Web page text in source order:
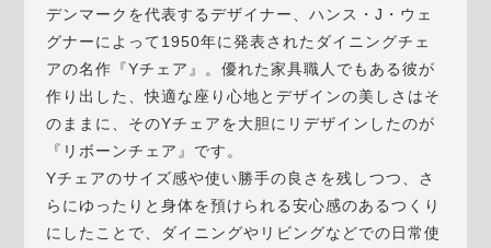
デンマークを代表するデザイナー、ハンス・J・ウェ
グナーによって1950年に発表されたダイニングチェ
アの名作『Yチェア』。優れた家具職人でもある彼が
作り出した、快適な座り心地とデザインの美しさはそ
のままに、そのYチェアを大胆にリデザインしたのが
『リボーンチェア』です。
Yチェアのサイズ感や使い勝手の良さを残しつつ、さ
らにゆったりと身体を預けられる安心感のあるつくり
にしたことで、ダイニングやリビングなどでの日常使